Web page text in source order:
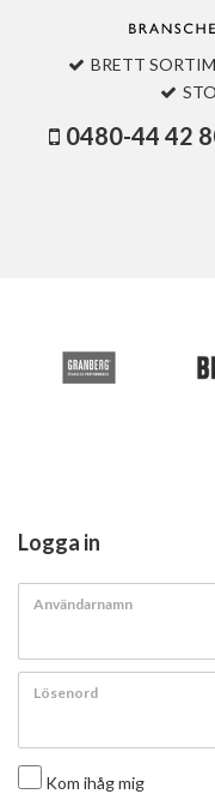
BRETT
0480-44 42
Logga in
Användarnamn
Lösenord
Kom ihåg mig